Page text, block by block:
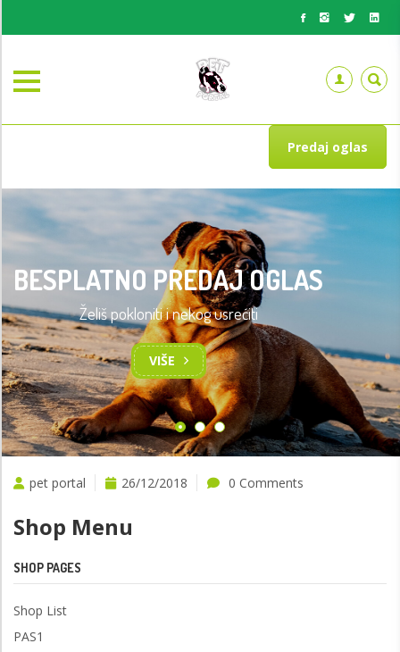
Predaj oglas
BESPLATNO PREDAJ OGLAS
Želiš pokloniti i nekog usrećiti
VIŠE
pet portal 26/12/2018 0 Comments
Shop Menu
SHOP PAGES
Shop List
PAS1